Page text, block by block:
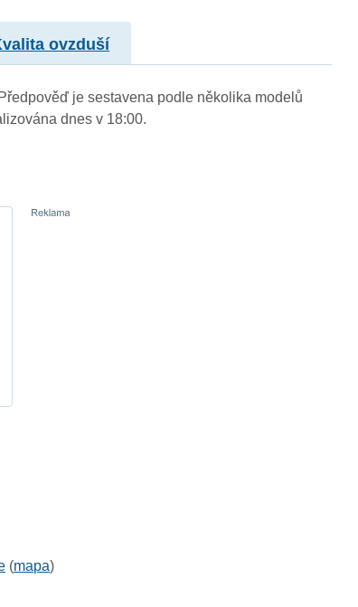
ovzduší
je sestavena podle několika modelů
dnes v 18:00.
(mapa)